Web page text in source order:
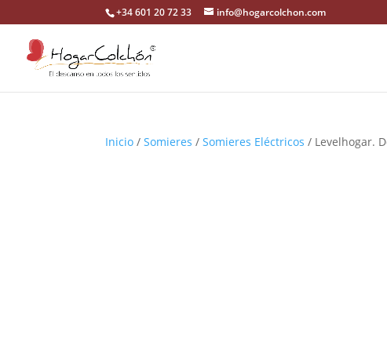
+34 601 20 72 33 info@hogarcolchon.com
Inicio /Somieres /Somieres Eléctricos / Levelhogar.